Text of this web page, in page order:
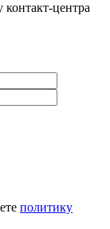
центра
политику